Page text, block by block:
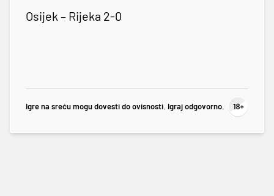
Osijek – Rijeka 2-0
Igre na sreću mogu dovesti do ovisnosti. Igraj odgovorno.